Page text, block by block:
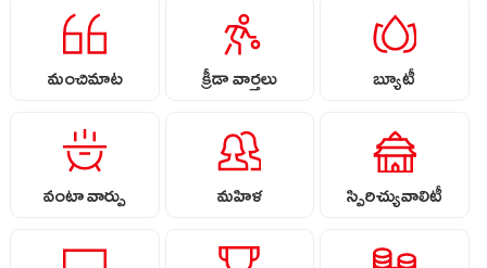
మంచిమాట క్రీడా వార్తలు బ్యూటీ
వంటా వార్పు మహిళ స్పిరిచ్యువాలిటీ